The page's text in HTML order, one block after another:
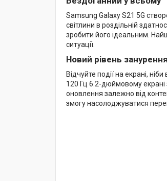
Samsung Galaxy S21 5G
світлини в роздільній
зробити його ідеальним.
ситуації.
Новий рівень занурення
Відчуйте події на екрані,
120 Гц 6.2-дюймовому екрані
оновлення залежно від
змогу насолоджуватися